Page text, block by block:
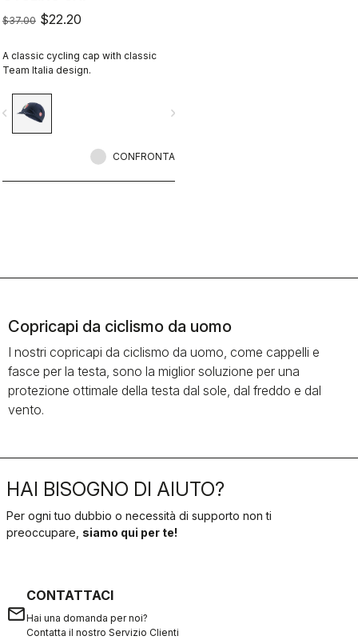
$37.00 $22.20
A classic cycling cap with classic
Team Italia design.
navigate_next
CONFRONTA
Copricapi da ciclismo da uomo
I nostri copricapi da ciclismo da uomo, come cappelli e
fasce per la testa, sono la miglior soluzione per una
protezione ottimale della testa dal sole, dal freddo e dal
vento.
HAI BISOGNO DI AIUTO?
Per ogni tuo dubbio o necessità di supporto non ti
preoccupare, siamo qui per te!
email
CONTATTACI
Hai una domanda per noi?
Contatta il nostro Servizio Clienti